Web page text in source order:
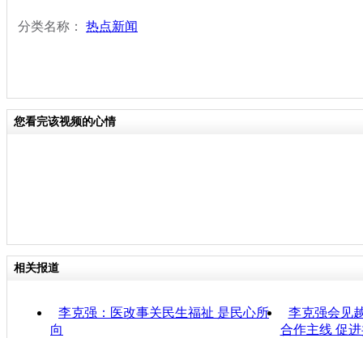
分类名称： 热点新闻
您看完该视频的心情
相关报道
李克强：医改事关民生福祉 是民心所
向
李克强会见
合作主线 促